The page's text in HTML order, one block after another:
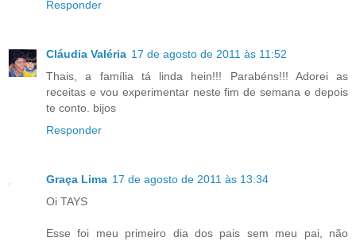
Responder
Cláudia Valéria 17 de agosto de 2011 às 11:52
Thais, a família tá linda hein!!! Parabéns!!! Adorei as
receitas e vou experimentar neste fim de semana e depois
te conto. bijos
Responder
Graça Lima 17 de agosto de 2011 às 13:34
Oi TAYS
Esse foi meu primeiro dia dos pais sem meu pai, não